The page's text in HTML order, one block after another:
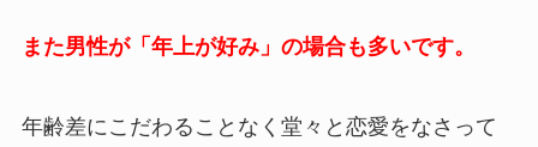
また男性が「年上が好み」の場合も多いです。
年齢差にこだわることなく堂々と恋愛をなさって